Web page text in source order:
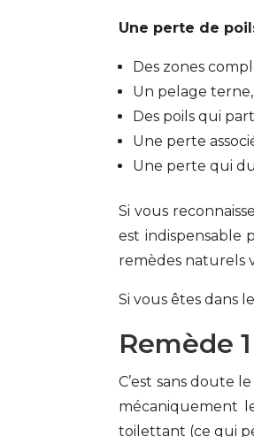
Une perte de
Des zones
Un pelage terne,
Des poils qui
Une perte
Une perte qui
Si vous
est indispensable
remèdes naturels
Si vous êtes dans
Remède
C’est sans doute
mécaniquement
toilettant (ce qui